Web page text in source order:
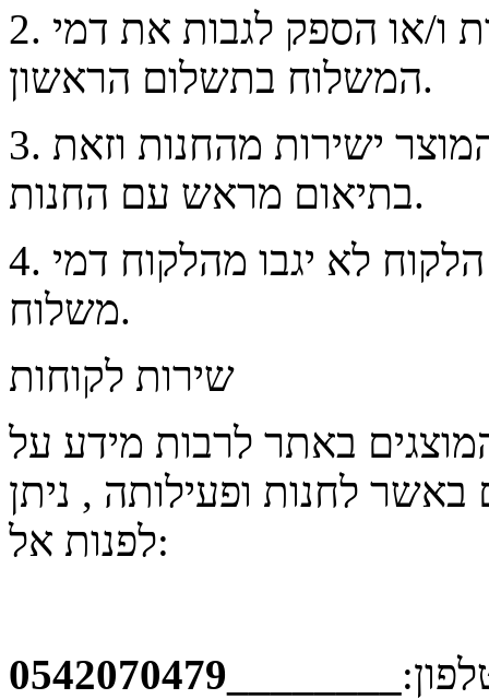
2. במכירה בתשלומים רשאית החנות ו/או הספק לגבות את דמי
המשלוח בתשלום הראשון.
3. הלקוח יהיה רשאי לאסוף את המוצר ישירות מהחנות וזאת
בתיאום מראש עם החנות.
4. מוסכם כי במקרה של איסוף ע"י הלקוח לא יגבו מהלקוח דמי
משלוח.
שירות לקוחות
באתר לרבות מידע על
באשר לחנות ופעילותה , ניתן
לפנות אל: